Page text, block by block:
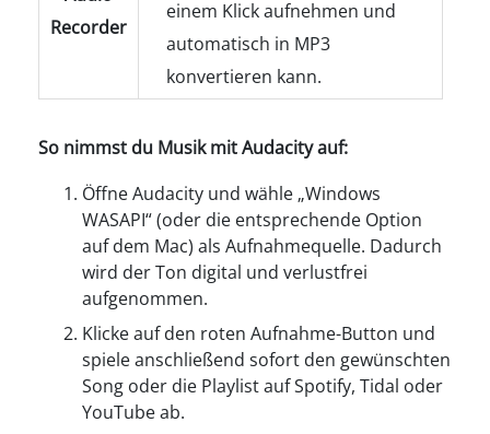
Recorder
einem Klick aufnehmen und
automatisch in MP3
konvertieren kann.
So nimmst du Musik mit Audacity auf:
Öffne Audacity und wähle „Windows
WASAPI“ (oder die entsprechende Option
auf dem Mac) als Aufnahmequelle. Dadurch
wird der Ton digital und verlustfrei
aufgenommen.
Klicke auf den roten Aufnahme-Button und
spiele anschließend sofort den gewünschten
Song oder die Playlist auf Spotify, Tidal oder
YouTube ab.